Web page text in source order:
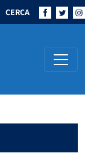
CERCA